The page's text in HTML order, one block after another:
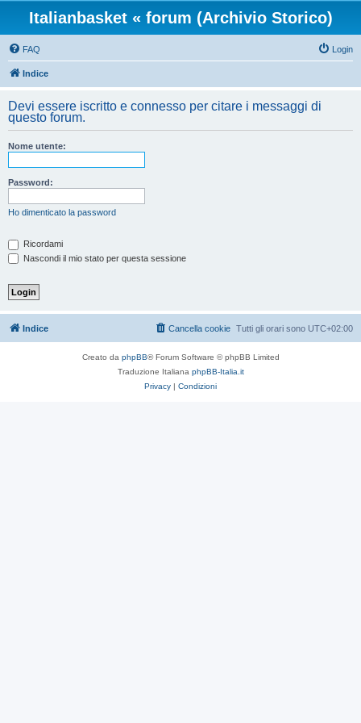
Italianbasket « forum (Archivio Storico)
FAQ Login
Indice
Devi essere iscritto e connesso per citare i messaggi di
questo forum.
Nome utente:
Password:
Ho dimenticato la password
Ricordami
Nascondi il mio stato per questa sessione
Indice Tutti gli orari sono UTC+02:00
Cancella cookie
Creato da phpBB® Forum Software © phpBB Limited
Traduzione Italiana phpBB-Italia.it
Privacy | Condizioni